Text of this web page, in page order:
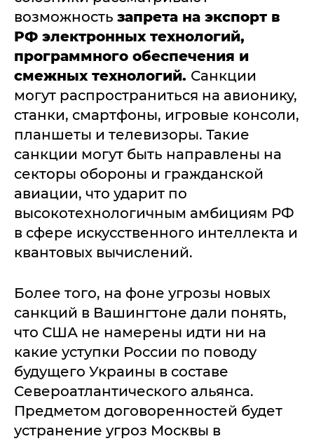
возможность запрета на экспорт в
РФ электронных технологий,
программного обеспечения и
смежных технологий. Санкции
могут распространиться на авионику,
станки, смартфоны, игровые консоли,
планшеты и телевизоры. Такие
санкции могут быть направлены на
секторы обороны и гражданской
авиации, что ударит по
высокотехнологичным амбициям РФ
в сфере искусственного интеллекта и
квантовых вычислений.
Более того, на фоне угрозы новых
санкций в Вашингтоне дали понять,
что США не намерены идти ни на
какие уступки России по поводу
будущего Украины в составе
Североатлантического альянса.
Предметом договоренностей будет
устранение угроз Москвы в